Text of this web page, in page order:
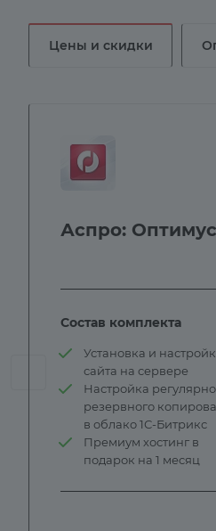
Цены и скидки
Аспро: Оптимус
Состав комплекта
Установка и
сайта на сервере
Настройка
резервного
в облако 1С-Битрикс
Премиум хостинг в
подарок на 1 месяц